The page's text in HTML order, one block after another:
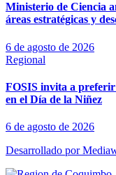
Ministerio de Ciencia
áreas estratégicas y
6 de agosto de 2026
Regional
FOSIS invita a
en el Día de la Niñez
6 de agosto de 2026
Desarrollado por